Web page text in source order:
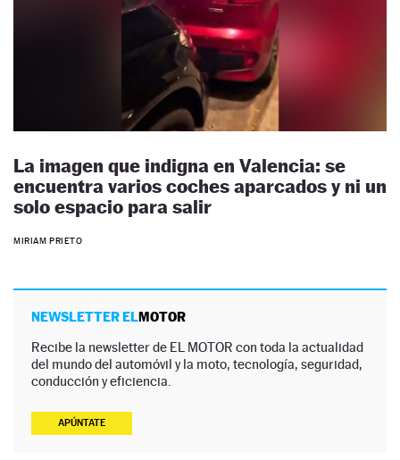
La imagen que indigna en Valencia: se
encuentra varios coches aparcados y ni un
solo espacio para salir
MIRIAM PRIETO
NEWSLETTER ELMOTOR
Recibe la newsletter de EL MOTOR con toda la actualidad
del mundo del automóvil y la moto, tecnología, seguridad,
conducción y eficiencia.
APÚNTATE